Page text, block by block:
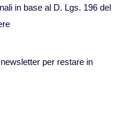
in base al D. Lgs. 196 del
per restare in